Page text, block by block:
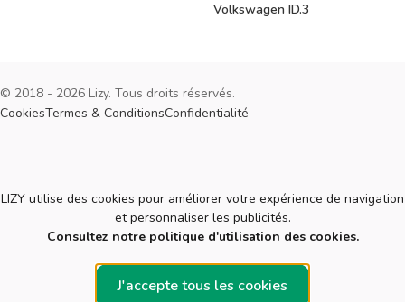
Volkswagen ID.3
© 2018 - 2026 Lizy. Tous droits réservés.
CookiesTermes & ConditionsConfidentialité
Cookies
LIZY utilise des cookies pour améliorer votre expérience de navigation
et personnaliser les publicités.
Consultez notre politique d'utilisation des cookies.
J'accepte tous les cookies